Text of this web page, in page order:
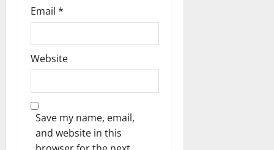
Email *
Website
Save my name, email,
and website in this